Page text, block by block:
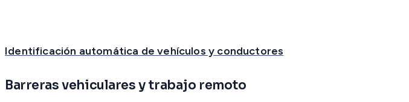
Identificación automática de vehículos y conductores
Barreras vehiculares y trabajo remoto